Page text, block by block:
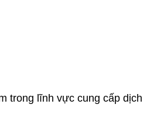
trong lĩnh vực cung cấp dịch